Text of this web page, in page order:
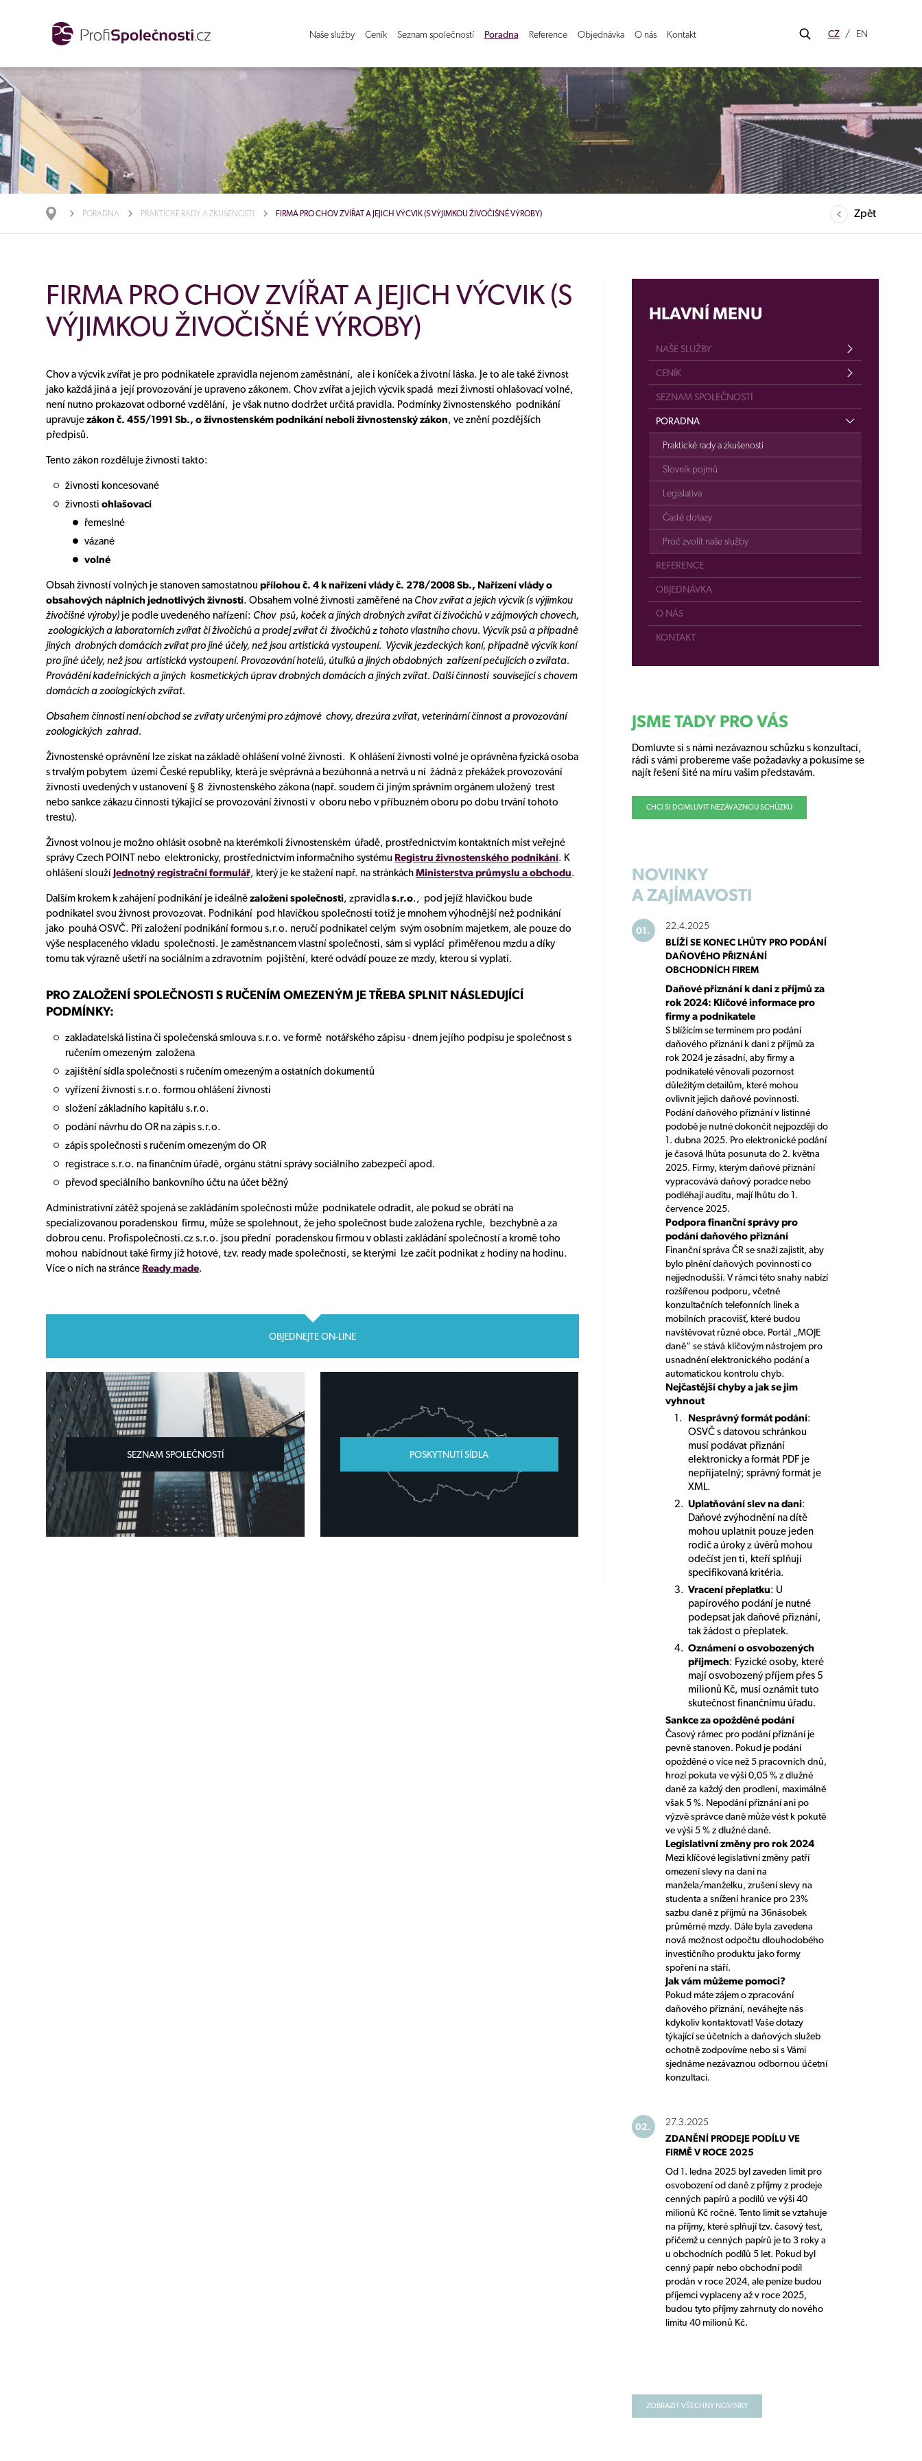
Naše služby Ceník Seznam společností Poradna Reference Objednávka O nás Kontakt CZ EN
Zpět
PORADNA PRAKTICKÉ RADY A ZKUŠENOSTI FIRMA PRO CHOV ZVÍŘAT A JEJICH VÝCVIK (S VÝJIMKOU ŽIVOČIŠNÉ VÝROBY)
FIRMA PRO CHOV ZVÍŘAT A JEJICH VÝCVIK (S
VÝJIMKOU ŽIVOČIŠNÉ VÝROBY)
Chov a výcvik zvířat je pro podnikatele zpravidla nejenom zaměstnání, ale i koníček a životní láska. Je to ale také živnost
jako každá jiná a její provozování je upraveno zákonem. Chov zvířat a jejich výcvik spadá mezi živnosti ohlašovací volné,
není nutno prokazovat odborné vzdělání, je však nutno dodržet určitá pravidla. Podmínky živnostenského podnikání
upravujezákon č. 455/1991 Sb., o živnostenském podnikání neboli živnostenský zákon, ve znění pozdějších
předpisů.
Tento zákon rozděluje živnosti takto:
živnosti koncesované
živnostiohlašovací
řemeslné
vázané
volné
Obsah živností volných je stanoven samostatnoupřílohou č. 4 k nařízení vlády č. 278/2008 Sb., Nařízení vlády o
obsahových náplních jednotlivých živností. Obsahem volné živnosti zaměřené na Chov zvířat a jejich výcvik (s výjimkou
živočišné výroby) je podle uvedeného nařízení: Chov psů, koček a jiných drobných zvířat či živočichů v zájmových chovech,
zoologických a laboratorních zvířat či živočichů a prodej zvířat či živočichů z tohoto vlastního chovu. Výcvik psů a případně
jiných drobných domácích zvířat pro jiné účely, než jsou artistická vystoupení. Výcvik jezdeckých koní, případně výcvik koní
pro jiné účely, než jsou artistická vystoupení. Provozování hotelů, útulků a jiných obdobných zařízení pečujících o zvířata.
Provádění kadeřnických a jiných kosmetických úprav drobných domácích a jiných zvířat. Další činnosti související s chovem
domácích a zoologických zvířat.
Obsahem činnosti není obchod se zvířaty určenými pro zájmové chovy, drezúra zvířat, veterinární činnost a provozování
zoologických zahrad.
Živnostenské oprávnění lze získat na základě ohlášení volné živnosti. K ohlášení živnosti volné je oprávněna fyzická osoba
s trvalým pobytem území České republiky, která je svéprávná a bezúhonná a netrvá u ní žádná z překážek provozování
živnosti uvedených v ustanovení § 8 živnostenského zákona (např. soudem či jiným správním orgánem uložený trest
nebo sankce zákazu činnosti týkající se provozování živnosti v oboru nebo v příbuzném oboru po dobu trvání tohoto
trestu).
Živnost volnou je možno ohlásit osobně na kterémkoli živnostenském úřadě, prostřednictvím kontaktních míst veřejné
správy Czech POINT nebo elektronicky, prostřednictvím informačního systému Registru živnostenského podnikání. K
ohlášení slouží Jednotný registrační formulář, který je ke stažení např. na stránkáchMinisterstva průmyslu a obchodu.
Dalším krokem k zahájení podnikání je ideálnězaložení společnosti, zpravidlas.r.o., pod jejíž hlavičkou bude
podnikatel svou živnost provozovat. Podnikání pod hlavičkou společnosti totiž je mnohem výhodnější než podnikání
jako pouhá OSVČ. Při založení podnikání formou s.r.o. neručí podnikatel celým svým osobním majetkem, ale pouze do
výše nesplaceného vkladu společnosti. Je zaměstnancem vlastní společnosti, sám si vyplácí přiměřenou mzdu a díky
tomu tak výrazně ušetří na sociálním a zdravotním pojištění, které odvádí pouze ze mzdy, kterou si vyplatí.
PRO ZALOŽENÍ SPOLEČNOSTI S RUČENÍM OMEZENÝM JE TŘEBA SPLNIT NÁSLEDUJÍCÍ
PODMÍNKY:
zakladatelská listina či společenská smlouva s.r.o. ve formě notářského zápisu - dnem jejího podpisu je společnost s
ručením omezeným založena
zajištění sídla společnosti s ručením omezeným a ostatních dokumentů
vyřízení živnosti s.r.o. formou ohlášení živnosti
složení základního kapitálu s.r.o.
podání návrhu do OR na zápis s.r.o.
zápis společnosti s ručením omezeným do OR
registrace s.r.o. na finančním úřadě, orgánu státní správy sociálního zabezpečí apod.
převod speciálního bankovního účtu na účet běžný
Administrativní zátěž spojená se zakládáním společnosti může podnikatele odradit, ale pokud se obrátí na
specializovanou poradenskou firmu, může se spolehnout, že jeho společnost bude založena rychle, bezchybně a za
dobrou cenu. Profispolečnosti.cz s.r.o. jsou přední poradenskou firmou v oblasti zakládání společností a kromě toho
mohou nabídnout také firmy již hotové, tzv. ready made společnosti, se kterými lze začít podnikat z hodiny na hodinu.
Více o nich na stránce Ready made.
OBJEDNEJTE ON-LINE
SEZNAM SPOLEČNOSTÍ POSKYTNUTÍ SÍDLA
HLAVNÍ MENU
NAŠE SLUŽBY
CENÍK
SEZNAM SPOLEČNOSTÍ
PORADNA
Praktické rady a zkušenosti
Slovník pojmů
Legislativa
Časté dotazy
Proč zvolit naše služby
REFERENCE
OBJEDNÁVKA
O NÁS
KONTAKT
JSME TADY PRO VÁS
Domluvte si s námi nezávaznou schůzku s konzultací,
rádi s vámi probereme vaše požadavky a pokusíme se
najít řešení šité na míru vašim představám.
CHCI SI DOMLUVIT NEZÁVAZNOU SCHŮZKU
NOVINKY
A ZAJÍMAVOSTI
01.
22.4.2025
BLÍŽÍ SE KONEC LHŮTY PRO PODÁNÍ
DAŇOVÉHO PŘIZNÁNÍ
OBCHODNÍCH FIREM
Daňové přiznání k dani z příjmů za
rok 2024: Klíčové informace pro
firmy a podnikatele
S blížícím se termínem pro podání
daňového přiznání k dani z příjmů za
rok 2024 je zásadní, aby firmy a
podnikatelé věnovali pozornost
důležitým detailům, které mohou
ovlivnit jejich daňové povinnosti.
Podání daňového přiznání v listinné
podobě je nutné dokončit nejpozději do
1. dubna 2025. Pro elektronické podání
je časová lhůta posunuta do 2. května
2025. Firmy, kterým daňové přiznání
vypracovává daňový poradce nebo
podléhají auditu, mají lhůtu do 1.
července 2025.
Podpora finanční správy pro
podání daňového přiznání
Finanční správa ČR se snaží zajistit, aby
bylo plnění daňových povinností co
nejjednodušší. V rámci této snahy nabízí
rozšířenou podporu, včetně
konzultačních telefonních linek a
mobilních pracovišť, které budou
navštěvovat různé obce. Portál „MOJE
daně“ se stává klíčovým nástrojem pro
usnadnění elektronického podání a
automatickou kontrolu chyb.
Nejčastější chyby a jak se jim
vyhnout
Nesprávný formát podání:
OSVČ s datovou schránkou
musí podávat přiznání
elektronicky a formát PDF je
nepřijatelný; správný formát je
XML.
Uplatňování slev na dani:
Daňové zvýhodnění na dítě
mohou uplatnit pouze jeden
rodič a úroky z úvěrů mohou
odečíst jen ti, kteří splňují
specifikovaná kritéria.
Vracení přeplatku: U
papírového podání je nutné
podepsat jak daňové přiznání,
tak žádost o přeplatek.
Oznámení o osvobozených
příjmech: Fyzické osoby, které
mají osvobozený příjem přes 5
milionů Kč, musí oznámit tuto
skutečnost finančnímu úřadu.
Sankce za opožděné podání
Časový rámec pro podání přiznání je
pevně stanoven. Pokud je podání
opožděné o více než 5 pracovních dnů,
hrozí pokuta ve výši 0,05 % z dlužné
daně za každý den prodlení, maximálně
však 5 %. Nepodání přiznání ani po
výzvě správce daně může vést k pokutě
ve výši 5 % z dlužné daně.
Legislativní změny pro rok 2024
Mezi klíčové legislativní změny patří
omezení slevy na dani na
manžela/manželku, zrušení slevy na
studenta a snížení hranice pro 23%
sazbu daně z příjmů na 36násobek
průměrné mzdy. Dále byla zavedena
nová možnost odpočtu dlouhodobého
investičního produktu jako formy
spoření na stáří.
Jak vám můžeme pomoci?
Pokud máte zájem o zpracování
daňového přiznání, neváhejte nás
kdykoliv kontaktovat! Vaše dotazy
týkající se účetních a daňových služeb
ochotně zodpovíme nebo si s Vámi
sjednáme nezávaznou odbornou účetní
konzultaci.
02.
27.3.2025
ZDANĚNÍ PRODEJE PODÍLU VE
FIRMĚ V ROCE 2025
Od 1. ledna 2025 byl zaveden limit pro
osvobození od daně z příjmy z prodeje
cenných papírů a podílů ve výši 40
milionů Kč ročně. Tento limit se vztahuje
na příjmy, které splňují tzv. časový test,
přičemž u cenných papírů je to 3 roky a
u obchodních podílů 5 let. Pokud byl
cenný papír nebo obchodní podíl
prodán v roce 2024, ale peníze budou
příjemci vyplaceny až v roce 2025,
budou tyto příjmy zahrnuty do nového
limitu 40 milionů Kč.
ZOBRAZIT VŠECHNY NOVINKY